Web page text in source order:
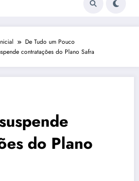
De Tudo um Pouco
contratações do Plano Safra
do Plano